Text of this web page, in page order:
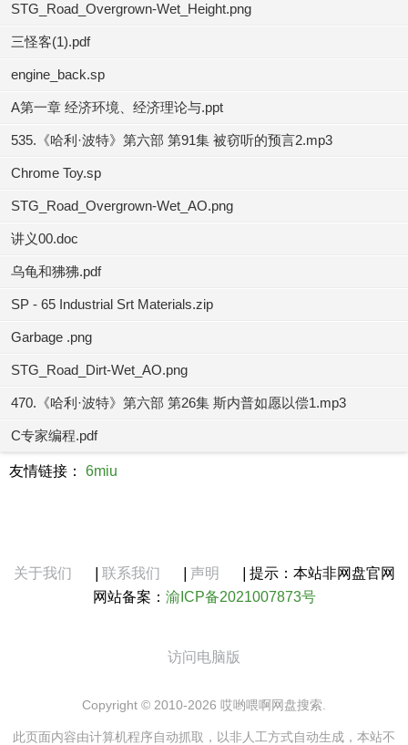
STG_Road_Overgrown-Wet_Height.png
三怪客(1).pdf
engine_back.sp
A第一章 经济环境、经济理论与.ppt
535.《哈利·波特》第六部 第91集 被窃听的预言2.mp3
Chrome Toy.sp
STG_Road_Overgrown-Wet_AO.png
讲义00.doc
乌龟和狒狒.pdf
SP - 65 Industrial Srt Materials.zip
Garbage .png
STG_Road_Dirt-Wet_AO.png
470.《哈利·波特》第六部 第26集 斯内普如愿以偿1.mp3
C专家编程.pdf
友情链接： 6miu
关于我们 联系我们 声明
提示：本站非网盘官网
网站备案： 渝ICP备2021007873号
访问电脑版
Copyright © 2010-2026 哎哟喂啊网盘搜索.
此页面内容由计算机程序自动抓取，以非人工方式自动生成，本站不